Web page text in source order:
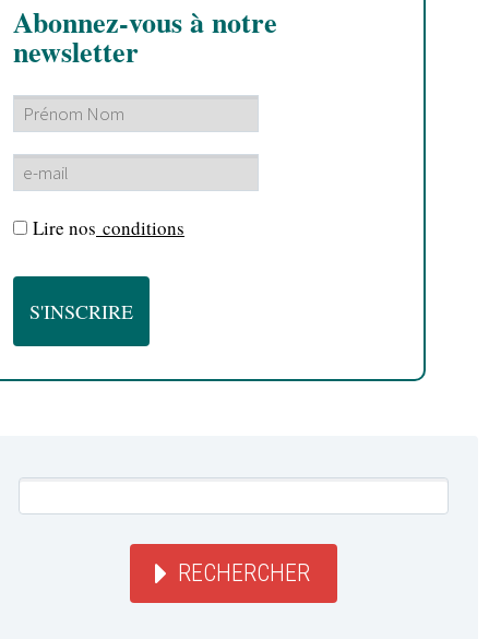
Abonnez-vous à notre
newsletter
Lire nos conditions
RECHERCHER